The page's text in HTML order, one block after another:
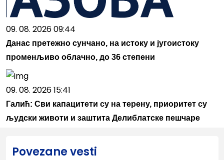
09. 08. 2026 09:44
Данас претежно сунчано, на истоку и југоистоку
променљиво облачно, до 36 степени
09. 08. 2026 15:41
Галић: Сви капацитети су на терену, приоритет су
људски животи и заштита Делиблатске пешчаре
Povezane vesti